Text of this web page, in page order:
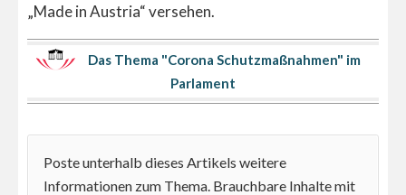
„Made in Austria“ versehen.
Das Thema "Corona Schutzmaßnahmen" im
Parlament
Poste unterhalb dieses Artikels weitere
Informationen zum Thema. Brauchbare Inhalte mit